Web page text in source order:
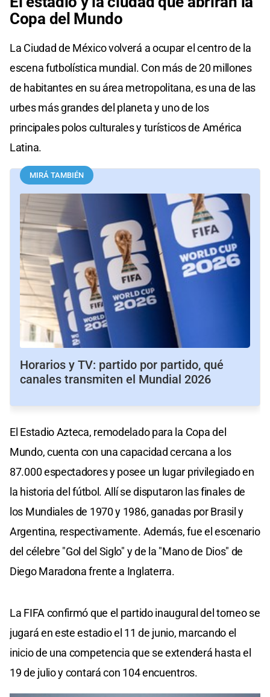
Copa del Mundo
La Ciudad de México volverá a ocupar el centro de la
escena futbolística mundial. Con más de 20 millones
de habitantes en su área metropolitana, es una de las
urbes más grandes del planeta y uno de los
principales polos culturales y turísticos de América
Latina.
MIRÁ TAMBIÉN
Horarios y TV: partido por partido, qué
canales transmiten el Mundial 2026
El Estadio Azteca, remodelado para la Copa del
Mundo, cuenta con una capacidad cercana a los
87.000 espectadores y posee un lugar privilegiado en
la historia del fútbol. Allí se disputaron las finales de
los Mundiales de 1970 y 1986, ganadas por Brasil y
Argentina, respectivamente. Además, fue el escenario
del célebre "Gol del Siglo" y de la "Mano de Dios" de
Diego Maradona frente a Inglaterra.
La FIFA confirmó que el partido inaugural del torneo se
jugará en este estadio el 11 de junio, marcando el
inicio de una competencia que se extenderá hasta el
19 de julio y contará con 104 encuentros.